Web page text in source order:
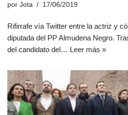
por Jota 17/06/2019
Rifirrafe vía Twitter entre la actriz y
diputada del PP Almudena Negro.
del candidato del… Leer más »